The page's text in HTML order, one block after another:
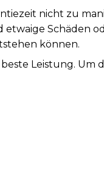
nicht zu
Schäden
können.
Leistung. Um